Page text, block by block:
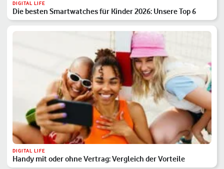
DIGITAL LIFE
Die besten Smartwatches für Kinder 2026: Unsere Top 6
DIGITAL LIFE
Handy mit oder ohne Vertrag: Vergleich der Vorteile